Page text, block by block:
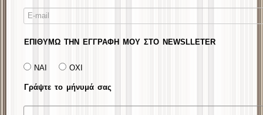
ΕΠΙΘΥΜΩ ΤΗΝ ΕΓΓΡΑΦΗ ΜΟΥ ΣΤΟ NEWSLLETER
ΝΑΙ ΟΧΙ
Γράψτε το μήνυμά σας